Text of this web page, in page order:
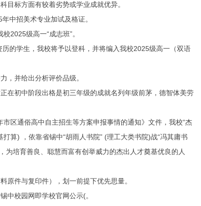
标方面有较着劣势或学业成就优异。
中招美术专业加试及格证。
2025级高一“成志班”。
学生，我校将予以登科，并将编入我校2025级高一（双语
并给出分析评价品级。
初中阶段出格是初三年级的成就名列年级前茅，德智体美劳
通俗高中自主招生等方案申报事情的通知》文件，我校“杰
算) ，依靠省锡中“胡雨人书院” (理工大类书院)战“冯其庸书
为培育善良、聪慧而富有创举威力的杰出人才奠基优良的人
件与复印件），划一前提下优先思量。
校园网即学校官网公示(。